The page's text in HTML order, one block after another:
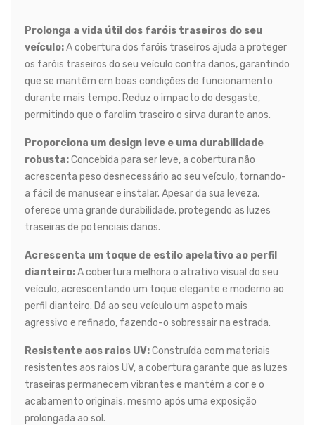
Prolonga a vida útil dos faróis traseiros do seu
veículo:A cobertura dos faróis traseiros ajuda a proteger
os faróis traseiros do seu veículo contra danos, garantindo
que se mantêm em boas condições de funcionamento
durante mais tempo. Reduz o impacto do desgaste,
permitindo que o farolim traseiro o sirva durante anos.
Proporciona um design leve e uma durabilidade
robusta:Concebida para ser leve, a cobertura não
acrescenta peso desnecessário ao seu veículo, tornando-
a fácil de manusear e instalar. Apesar da sua leveza,
oferece uma grande durabilidade, protegendo as luzes
traseiras de potenciais danos.
Acrescenta um toque de estilo apelativo ao perfil
dianteiro:A cobertura melhora o atrativo visual do seu
veículo, acrescentando um toque elegante e moderno ao
perfil dianteiro. Dá ao seu veículo um aspeto mais
agressivo e refinado, fazendo-o sobressair na estrada.
Resistente aos raios UV:Construída com materiais
resistentes aos raios UV, a cobertura garante que as luzes
traseiras permanecem vibrantes e mantêm a cor e o
acabamento originais, mesmo após uma exposição
prolongada ao sol.